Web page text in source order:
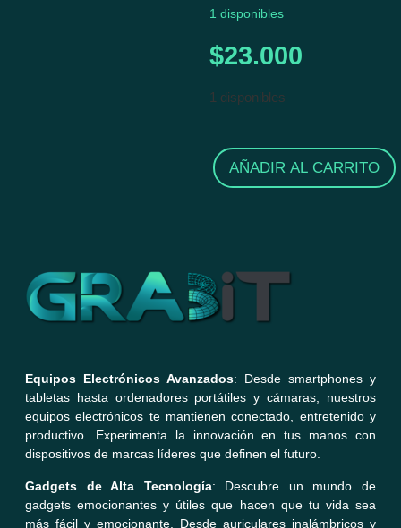
1 disponibles
$23.000
1 disponibles
AÑADIR AL CARRITO
Equipos Electrónicos Avanzados: Desde smartphones y
tabletas hasta ordenadores portátiles y cámaras, nuestros
equipos electrónicos te mantienen conectado, entretenido y
productivo. Experimenta la innovación en tus manos con
dispositivos de marcas líderes que definen el futuro.
Gadgets de Alta Tecnología: Descubre un mundo de
gadgets emocionantes y útiles que hacen que tu vida sea
más fácil y emocionante. Desde auriculares inalámbricos y